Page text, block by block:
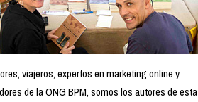
viajeros, expertos en marketing online y
de la ONG BPM, somos los autores de esta